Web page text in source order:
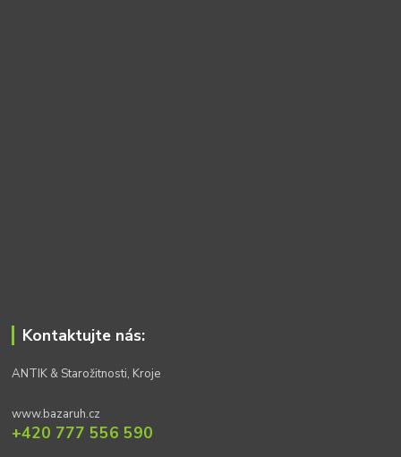
Kontaktujte nás:
ANTIK & Starožitnosti, Kroje
www.bazaruh.cz
+420 777 556 590